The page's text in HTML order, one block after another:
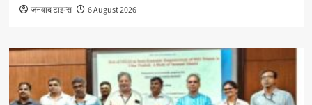
जनवाद टाइम्स 6 August 2026